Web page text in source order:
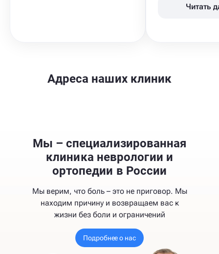
Читать
Адреса наших клиник
Мы – специализированная
клиника неврологии и
ортопедии в России
Мы верим, что боль – это не приговор. Мы
находим причину и возвращаем вас к
жизни без боли и ограничений
Подробнее о нас